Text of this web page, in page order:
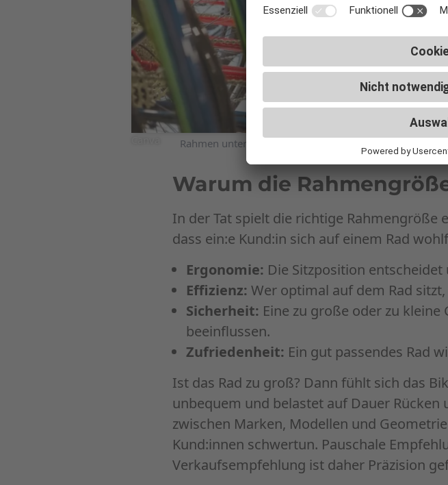
Rahmen unterscheiden sich, je nach Hersteller, in ihren
Warum die
In der Tat spielt die richtige Rahmengröße
dass ein:e Kund:in sich auf einem Rad
Ergonomie: Die Sitzposition
Effizienz: Wer optimal auf dem Rad
Sicherheit: Eine zu große oder zu
beeinflussen.
Zufriedenheit: Ein gut passendes Rad
Ist das Rad zu groß? Dann fühlt sich das
unbequem und belastet auf Dauer
zwischen Marken, Modellen und
Kund:innen schwertun. Pauschale
Verkaufsempfehlung ist daher Präzision